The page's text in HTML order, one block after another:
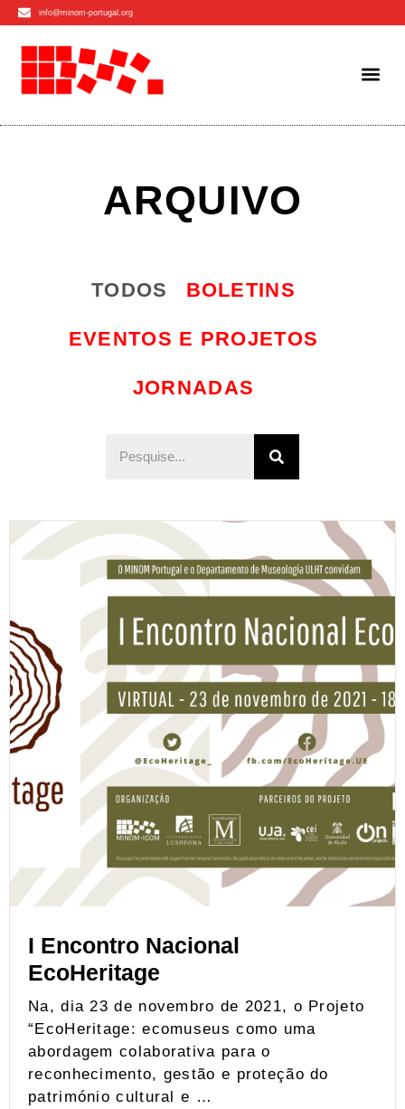
info@minom-portugal.org
ARQUIVO
TODOS BOLETINS
EVENTOS E PROJETOS
JORNADAS
I Encontro Nacional
EcoHeritage
Na, dia 23 de novembro de 2021, o Projeto
“EcoHeritage: ecomuseus como uma
abordagem colaborativa para o
reconhecimento, gestão e proteção do
património cultural e …